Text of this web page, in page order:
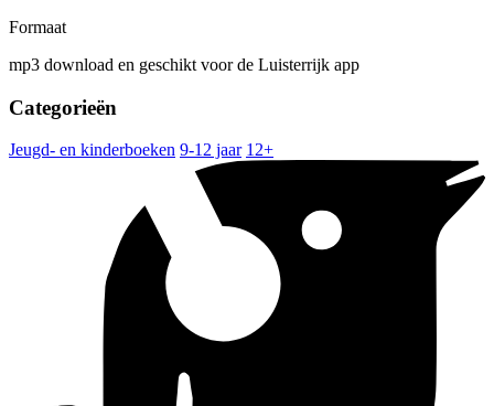
Formaat
mp3 download en geschikt voor de Luisterrijk app
Categorieën
Jeugd- en kinderboeken 9-12 jaar 12+